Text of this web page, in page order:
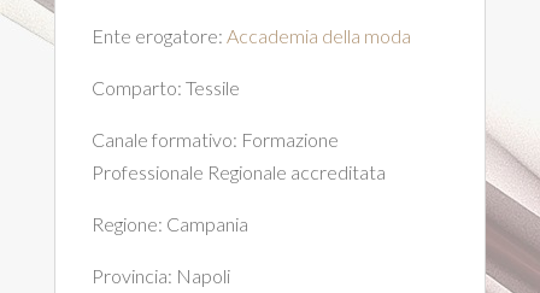
Ente erogatore: Accademia della moda
Comparto: Tessile
Canale formativo: Formazione
Professionale Regionale accreditata
Regione: Campania
Provincia: Napoli